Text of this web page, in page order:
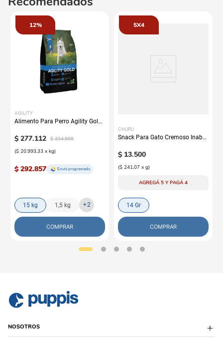
12%
AGILITY
Alimento Para Perro Agility Gold
$ 277.112 $ 314.900
($ 20.993,33 x kg)
$ 292.857 Envío programado
15 kg 1,5 kg +2
COMPRAR
5X4
CHURU
Snack Para Gato Cremoso Inaba
$ 13.500
($ 241,07 x g)
AGREGÁ 5 Y PAGÁ 4
14 Gr
COMPRAR
NOSOTROS